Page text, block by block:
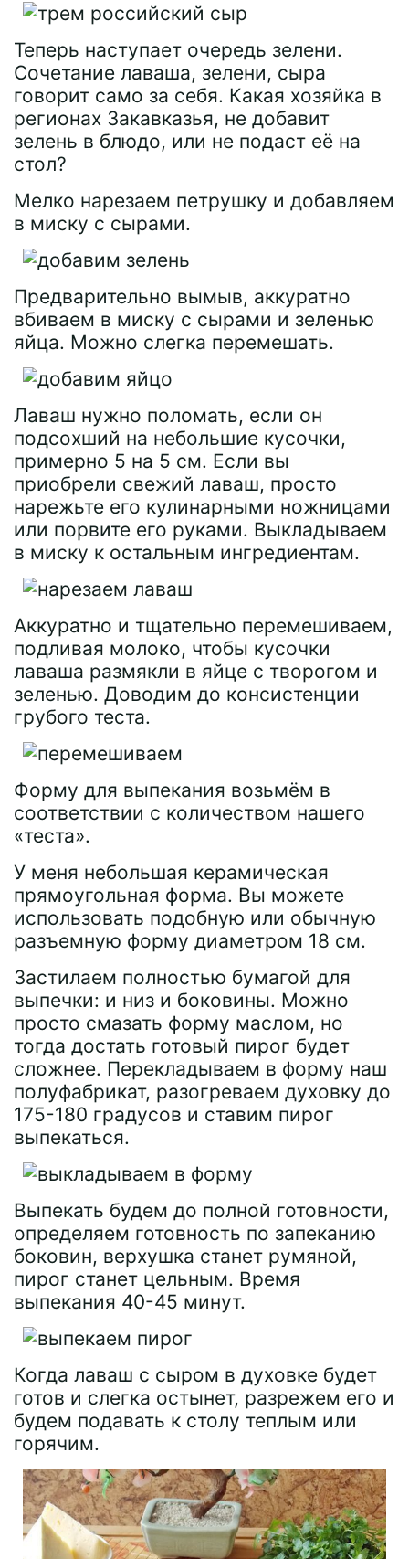
Теперь наступает очередь зелени.
Сочетание лаваша, зелени, сыра
говорит само за себя. Какая хозяйка в
регионах Закавказья, не добавит
зелень в блюдо, или не подаст её на
стол?
Мелко нарезаем петрушку и добавляем
в миску с сырами.
Предварительно вымыв, аккуратно
вбиваем в миску с сырами и зеленью
яйца. Можно слегка перемешать.
Лаваш нужно поломать, если он
подсохший на небольшие кусочки,
примерно 5 на 5 см. Если вы
приобрели свежий лаваш, просто
нарежьте его кулинарными ножницами
или порвите его руками. Выкладываем
в миску к остальным ингредиентам.
Аккуратно и тщательно перемешиваем,
подливая молоко, чтобы кусочки
лаваша размякли в яйце с творогом и
зеленью. Доводим до консистенции
грубого теста.
Форму для выпекания возьмём в
соответствии с количеством нашего
«теста».
У меня небольшая керамическая
прямоугольная форма. Вы можете
использовать подобную или обычную
разъемную форму диаметром 18 см.
Застилаем полностью бумагой для
выпечки: и низ и боковины. Можно
просто смазать форму маслом, но
тогда достать готовый пирог будет
сложнее. Перекладываем в форму наш
полуфабрикат, разогреваем духовку до
175-180 градусов и ставим пирог
выпекаться.
Выпекать будем до полной готовности,
определяем готовность по запеканию
боковин, верхушка станет румяной,
пирог станет цельным. Время
выпекания 40-45 минут.
Когда лаваш с сыром в духовке будет
готов и слегка остынет, разрежем его и
будем подавать к столу теплым или
горячим.